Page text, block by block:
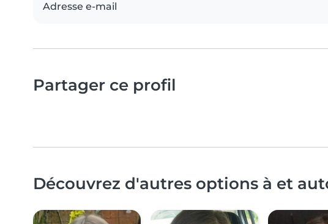
Adresse e-mail
Partager ce profil
Découvrez d'autres options à et